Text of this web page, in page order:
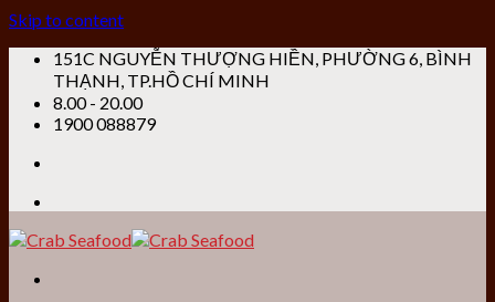
Skip to content
151C NGUYỄN THƯỢNG HIỀN, PHƯỜNG 6, BÌNH
THẠNH, TP.HỒ CHÍ MINH
8.00 - 20.00
1900 088879